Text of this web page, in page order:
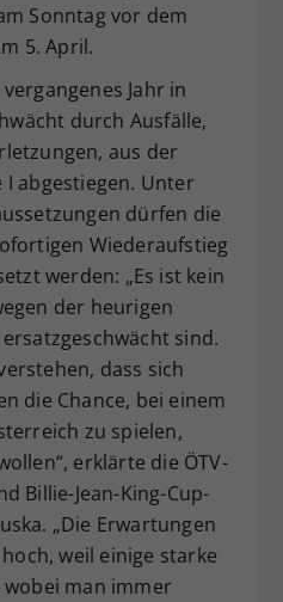
Sonntag vor dem
5. April.
Jahr in
durch Ausfälle,
aus der
abgestiegen. Unter
dürfen die
Wiederaufstieg
werden: „Es ist kein
der heurigen
sind.
dass sich
die Chance, bei einem
zu spielen,
erklärte die ÖTV-
Billie-Jean-King-Cup-
„Die Erwartungen
weil einige starke
man immer